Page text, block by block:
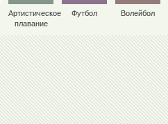
Артистическое
плавание
Футбол Волейбол